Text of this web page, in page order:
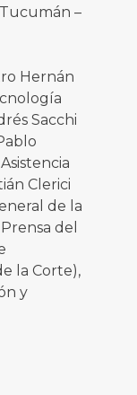
–
Hernán
Sacchi
Clerici
de la
del
la Corte),
y